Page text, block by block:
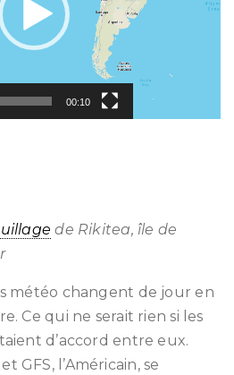
00:10
de Rikitea, île de
météo changent de jour en
Ce qui ne serait rien si les
d’accord entre eux.
GFS, l’Américain, se